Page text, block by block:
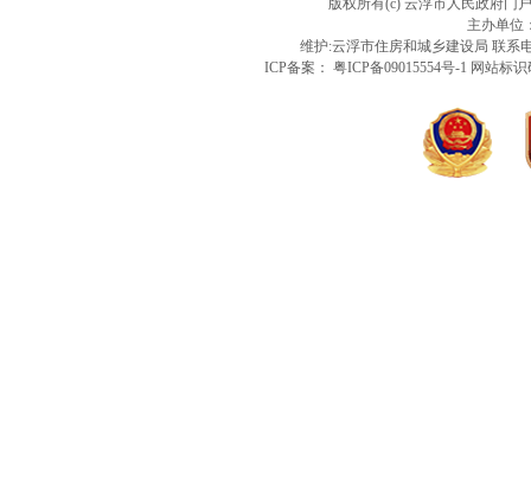
版权所有(c) 云浮市人民政府
主办单
维护:云浮市住房和城乡建设局 联系
ICP备案： 粤ICP备09015554号-1 网站标